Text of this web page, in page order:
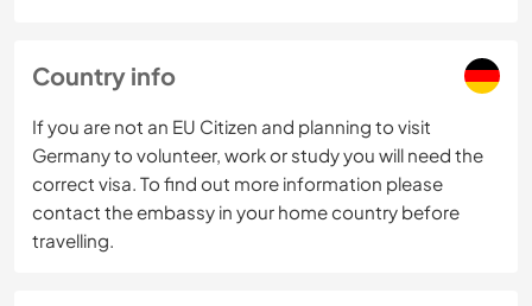
Country info
If you are not an EU Citizen and planning to visit
Germany to volunteer, work or study you will need the
correct visa. To find out more information please
contact the embassy in your home country before
travelling.